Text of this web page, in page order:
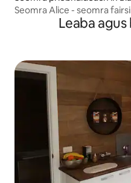
Seomra Alice - seomra
Leaba